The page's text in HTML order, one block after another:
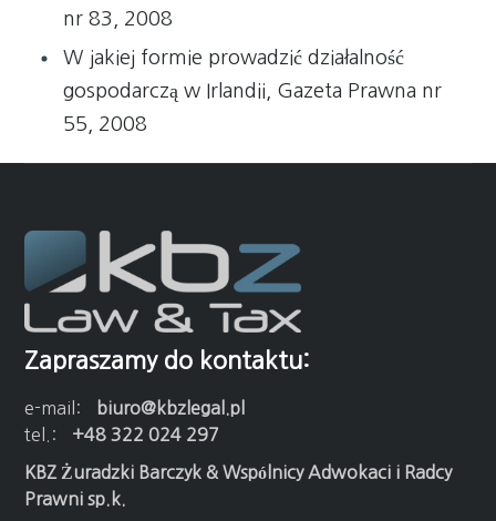
nr 83, 2008
W jakiej formie prowadzić działalność
gospodarczą w Irlandii, Gazeta Prawna nr
55, 2008
Zapraszamy do kontaktu:
e-mail:
biuro@kbzlegal.pl
tel.:
+48 322 024 297
KBZ Żuradzki Barczyk & Wspólnicy Adwokaci i Radcy
Prawni sp.k.